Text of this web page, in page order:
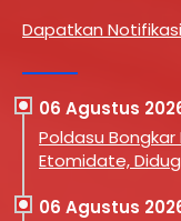
Dapatkan
06 Agustus
Poldasu
Etomidate,
06 Agustus